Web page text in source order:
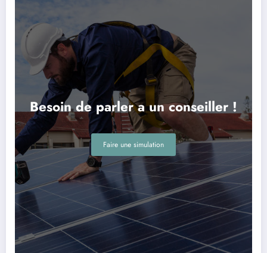
Besoin de parler a un conseiller !
Faire une simulation